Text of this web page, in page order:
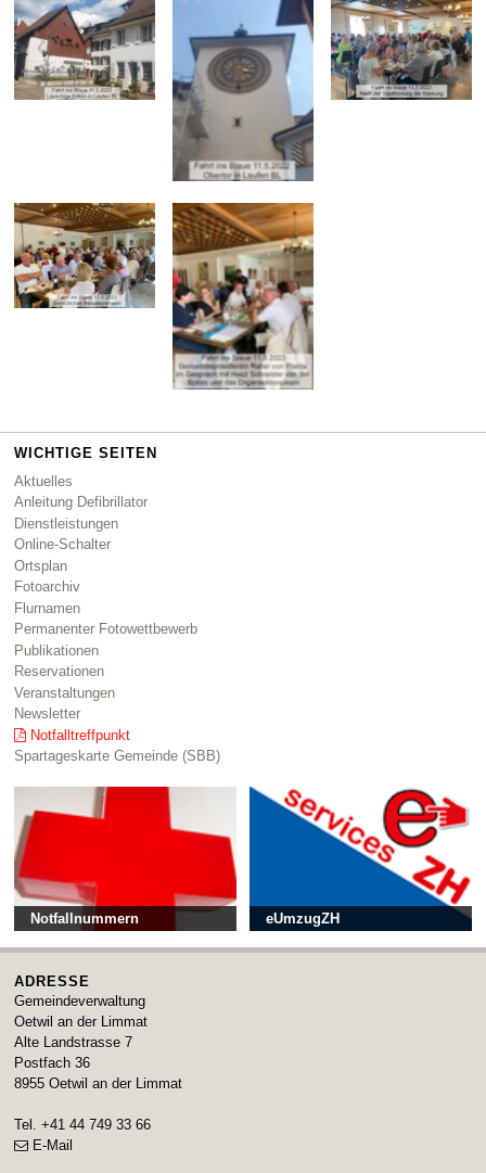
WICHTIGE SEITEN
Aktuelles
Anleitung Defibrillator
Dienstleistungen
Online-Schalter
Ortsplan
Fotoarchiv
Flurnamen
Permanenter Fotowettbewerb
Publikationen
Reservationen
Veranstaltungen
Newsletter
Notfalltreffpunkt
Spartageskarte Gemeinde (SBB)
Notfallnummern eUmzugZH
ADRESSE
Gemeindeverwaltung
Oetwil an der Limmat
Alte Landstrasse 7
Postfach 36
8955 Oetwil an der Limmat
Tel.+41 44 749 33 66
E-Mail